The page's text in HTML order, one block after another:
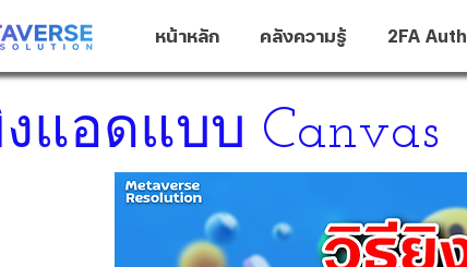
หน้าหลัก คลังความรู้ 2FA Auth
แอดแบบ Canvas